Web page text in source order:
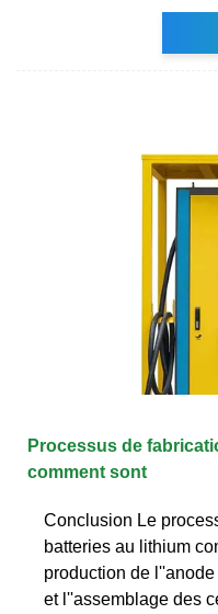
Processus de
comment sont
Conclusion Le
batteries au lithium
production de
et l''assemblage des